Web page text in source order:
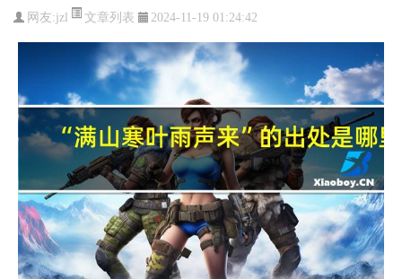
网友:jzl 文章列表 2024-11-19 01:24:42